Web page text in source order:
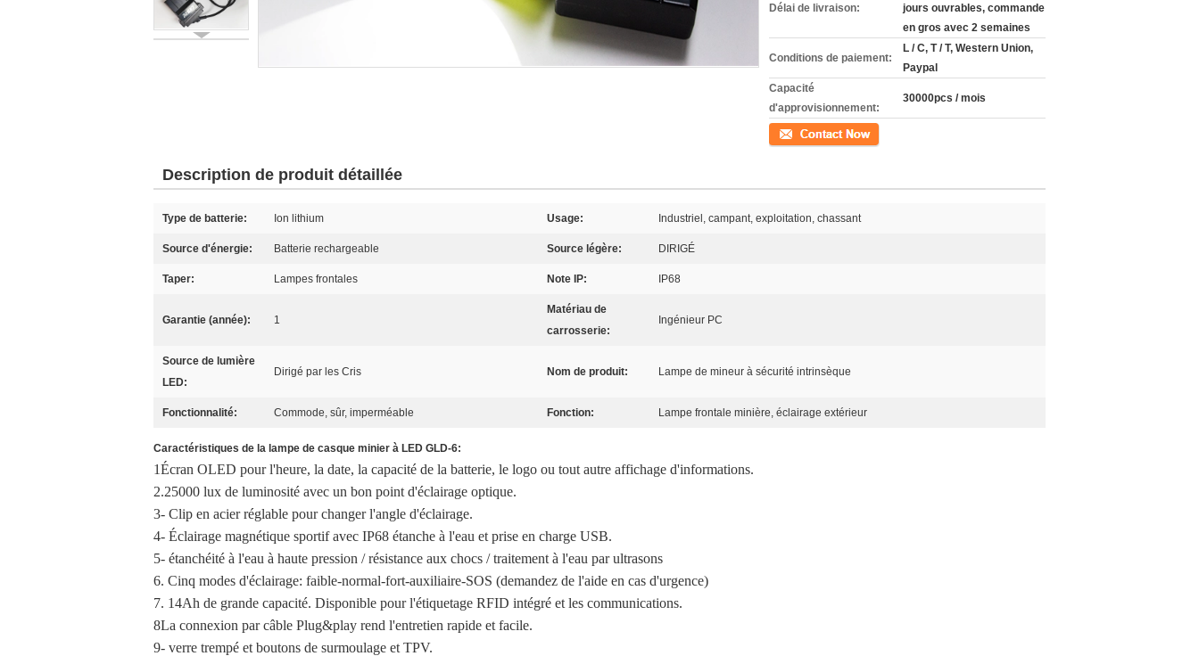
Délai de livraison:
jours ouvrables, commande
en gros avec 2 semaines
Conditions de paiement:
L / C, T / T, Western Union,
Paypal
Capacité
d'approvisionnement:
30000pcs / mois
Contact
Description de produit détaillée
Type de batterie: Ion lithium Usage: Industriel, campant, exploitation, chassant
Source d'énergie: Batterie rechargeable Source légère: DIRIGÉ
Taper: Lampes frontales Note IP: IP68
Garantie (année): 1
Matériau de
carrosserie:
Ingénieur PC
Source de lumière
LED:
Dirigé par les Cris Nom de produit: Lampe de mineur à sécurité intrinsèque
Fonctionnalité: Commode, sûr, imperméable Fonction: Lampe frontale minière, éclairage extérieur
Caractéristiques de la lampe de casque minier à LED GLD-6:
1Écran OLED pour l'heure, la date, la capacité de la batterie, le logo ou tout autre affichage d'informations.
2.25000 lux de luminosité avec un bon point d'éclairage optique.
3- Clip en acier réglable pour changer l'angle d'éclairage.
4- Éclairage magnétique sportif avec IP68 étanche à l'eau et prise en charge USB.
5- étanchéité à l'eau à haute pression / résistance aux chocs / traitement à l'eau par ultrasons
6. Cinq modes d'éclairage: faible-normal-fort-auxiliaire-SOS (demandez de l'aide en cas d'urgence)
7. 14Ah de grande capacité. Disponible pour l'étiquetage RFID intégré et les communications.
8La connexion par câble Plug&play rend l'entretien rapide et facile.
9- verre trempé et boutons de surmoulage et TPV.